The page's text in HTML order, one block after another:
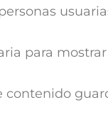
para